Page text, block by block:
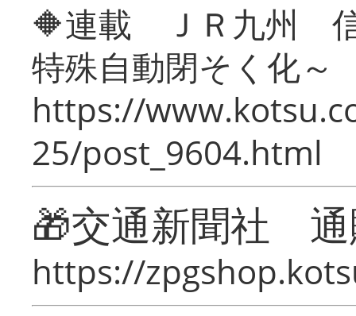
🔶連載 ＪＲ九州 信
特殊自動閉そく化～
https://
25/post_9604.html
🎁交通新聞社
https://